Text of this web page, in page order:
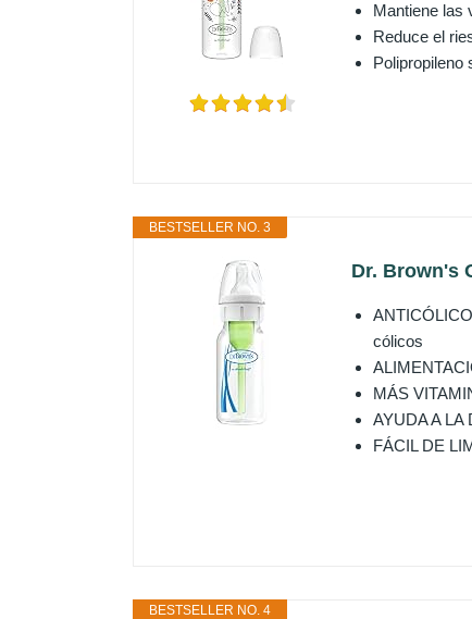
Mantiene las
Reduce el
Polipropileno
BESTSELLER NO. 3
Dr. Brown's
cólicos
MÁS
AYUDA A LA
FÁCIL DE
BESTSELLER NO. 4